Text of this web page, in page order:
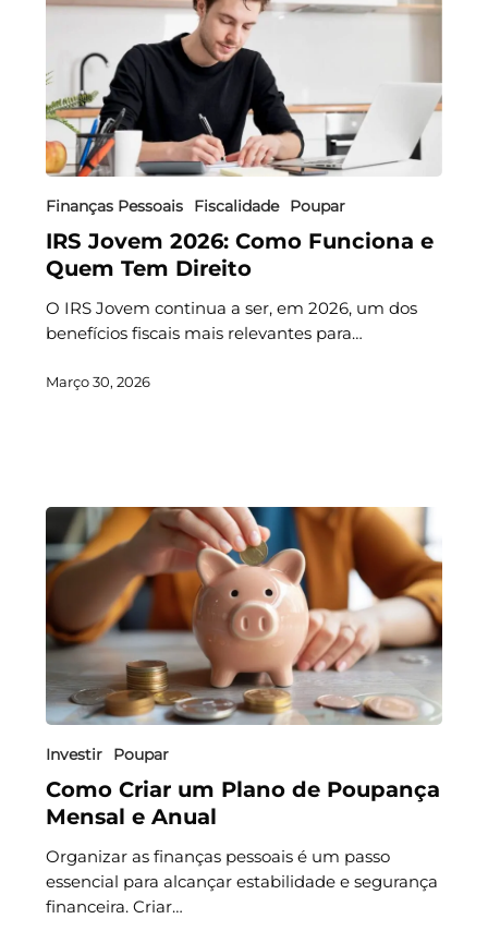
Finanças Pessoais Fiscalidade Poupar
IRS Jovem 2026: Como Funciona e
Quem Tem Direito
O IRS Jovem continua a ser, em 2026, um dos
benefícios fiscais mais relevantes para…
Março 30, 2026
Investir Poupar
Como Criar um Plano de Poupança
Mensal e Anual
Organizar as finanças pessoais é um passo
essencial para alcançar estabilidade e segurança
financeira. Criar…